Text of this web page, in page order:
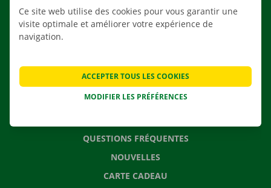
NOS SERVICES
AGENCES
QUESTIONS FRÉQUENTES
NOUVELLES
CARTE CADEAU
Ce site web utilise des cookies pour vous garantir une
visite optimale et améliorer votre expérience de
navigation.
MODIFIER LES PRÉFÉRENCES
ACCEPTER TOUS LES COOKIES